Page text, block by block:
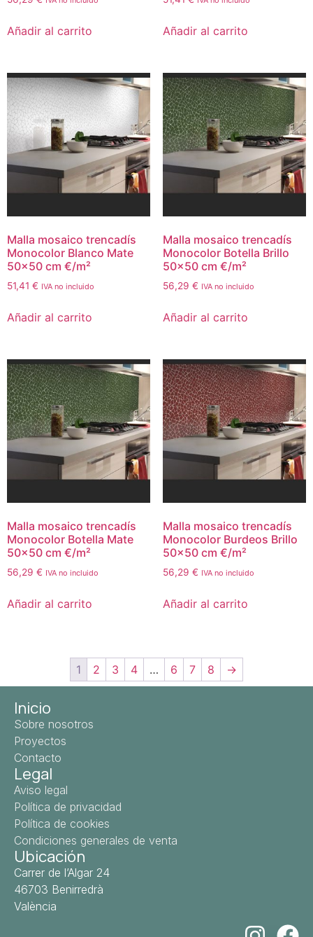
Añadir al carrito Añadir al carrito
Malla mosaico trencadís
Monocolor Blanco Mate
50×50 cm €/m²
51,41 € IVA no incluido
Añadir al carrito
Malla mosaico trencadís
Monocolor Botella Brillo
50×50 cm €/m²
56,29 € IVA no incluido
Añadir al carrito
Malla mosaico trencadís
Monocolor Botella Mate
50×50 cm €/m²
56,29 € IVA no incluido
Añadir al carrito
Malla mosaico trencadís
Monocolor Burdeos Brillo
50×50 cm €/m²
56,29 € IVA no incluido
Añadir al carrito
1 2 3 4 … 6 7 8 →
Inicio
Sobre nosotros
Proyectos
Contacto
Legal
Aviso legal
Política de privacidad
Política de cookies
Condiciones generales de venta
Ubicación
Carrer de l’Algar 24
46703 Benirredrà
València